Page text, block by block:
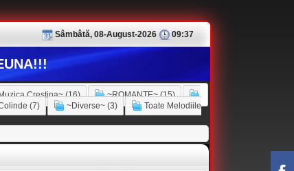
Sâmbâtă, 08-August-2026 09:37
Crestina~ (16)
~ROMANTE~ (15)
(7) ~Diverse~ (3)
Toate Melodiile